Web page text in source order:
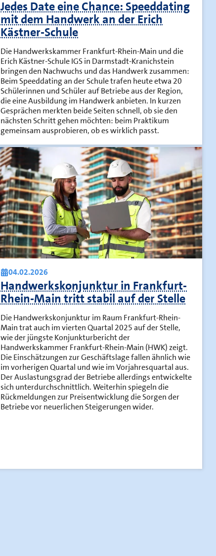
Jedes Date eine Chance: Speeddating
mit dem Handwerk an der Erich
Kästner-Schule
Die Handwerkskammer Frankfurt-Rhein-Main und die
Erich Kästner-Schule IGS in Darmstadt-Kranichstein
bringen den Nachwuchs und das Handwerk zusammen:
Beim Speeddating an der Schule trafen heute etwa 20
Schülerinnen und Schüler auf Betriebe aus der Region,
die eine Ausbildung im Handwerk anbieten. In kurzen
Gesprächen merkten beide Seiten schnell, ob sie den
nächsten Schritt gehen möchten: beim Praktikum
gemeinsam ausprobieren, ob es wirklich passt.
04.02.2026
Handwerkskonjunktur in Frankfurt-
Rhein-Main tritt stabil auf der Stelle
Die Handwerkskonjunktur im Raum Frankfurt-Rhein-
Main trat auch im vierten Quartal 2025 auf der Stelle,
wie der jüngste Konjunkturbericht der
Handwerkskammer Frankfurt-Rhein-Main (HWK) zeigt.
Die Einschätzungen zur Geschäftslage fallen ähnlich wie
im vorherigen Quartal und wie im Vorjahresquartal aus.
Der Auslastungsgrad der Betriebe allerdings entwickelte
sich unterdurchschnittlich. Weiterhin spiegeln die
Rückmeldungen zur Preisentwicklung die Sorgen der
Betriebe vor neuerlichen Steigerungen wider.